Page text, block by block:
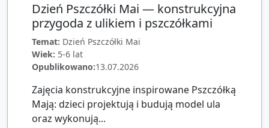
Dzień Pszczółki Mai — konstrukcyjna
przygoda z ulikiem i pszczółkami
Temat: Dzień Pszczółki Mai
Wiek: 5-6 lat
Opublikowano:13.07.2026
Zajęcia konstrukcyjne inspirowane Pszczółką
Mają: dzieci projektują i budują model ula
oraz wykonują...